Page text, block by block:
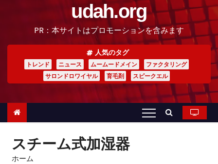
udah.org
PR：本サイトはプロモーションを含みます
人気のタグ
トレンド ニュース ムームードメイン
ファクタリング
サロンドロワイヤル
育毛剤 スピークエル
スチーム式加湿器
ホーム